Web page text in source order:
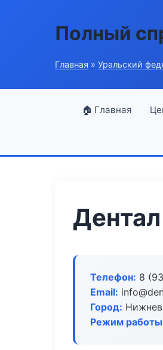
Полный
Главная » Уральский
🏠 Главная
Телефон: 8
Email:
Город:
Режим